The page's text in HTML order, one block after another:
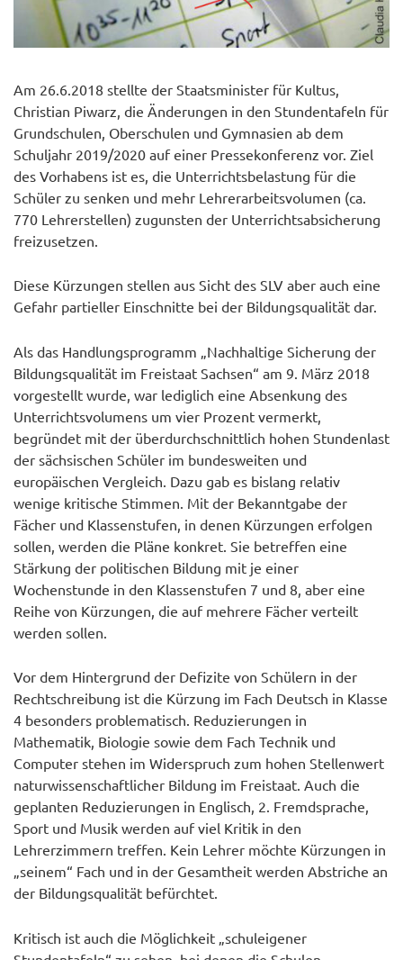
Am 26.6.2018 stellte der Staatsminister für Kultus,
Christian Piwarz, die Änderungen in den Stundentafeln für
Grundschulen, Oberschulen und Gymnasien ab dem
Schuljahr 2019/2020 auf einer Pressekonferenz vor. Ziel
des Vorhabens ist es, die Unterrichtsbelastung für die
Schüler zu senken und mehr Lehrerarbeitsvolumen (ca.
770 Lehrerstellen) zugunsten der Unterrichtsabsicherung
freizusetzen.
Diese Kürzungen stellen aus Sicht des SLV aber auch eine
Gefahr partieller Einschnitte bei der Bildungsqualität dar.
Als das Handlungsprogramm „Nachhaltige Sicherung der
Bildungsqualität im Freistaat Sachsen“ am 9. März 2018
vorgestellt wurde, war lediglich eine Absenkung des
Unterrichtsvolumens um vier Prozent vermerkt,
begründet mit der überdurchschnittlich hohen Stundenlast
der sächsischen Schüler im bundesweiten und
europäischen Vergleich. Dazu gab es bislang relativ
wenige kritische Stimmen. Mit der Bekanntgabe der
Fächer und Klassenstufen, in denen Kürzungen erfolgen
sollen, werden die Pläne konkret. Sie betreffen eine
Stärkung der politischen Bildung mit je einer
Wochenstunde in den Klassenstufen 7 und 8, aber eine
Reihe von Kürzungen, die auf mehrere Fächer verteilt
werden sollen.
Vor dem Hintergrund der Defizite von Schülern in der
Rechtschreibung ist die Kürzung im Fach Deutsch in Klasse
4 besonders problematisch. Reduzierungen in
Mathematik, Biologie sowie dem Fach Technik und
Computer stehen im Widerspruch zum hohen Stellenwert
naturwissenschaftlicher Bildung im Freistaat. Auch die
geplanten Reduzierungen in Englisch, 2. Fremdsprache,
Sport und Musik werden auf viel Kritik in den
Lehrerzimmern treffen. Kein Lehrer möchte Kürzungen in
„seinem“ Fach und in der Gesamtheit werden Abstriche an
der Bildungsqualität befürchtet.
Kritisch ist auch die Möglichkeit „schuleigener